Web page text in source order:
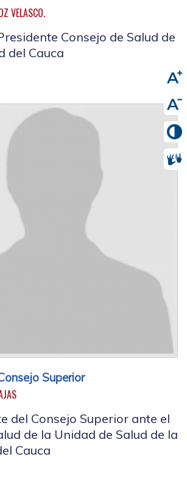
VELASCO.
Consejo de Salud de
del Cauca
Superior
del Consejo Superior ante el
de la Unidad de Salud de la
Cauca